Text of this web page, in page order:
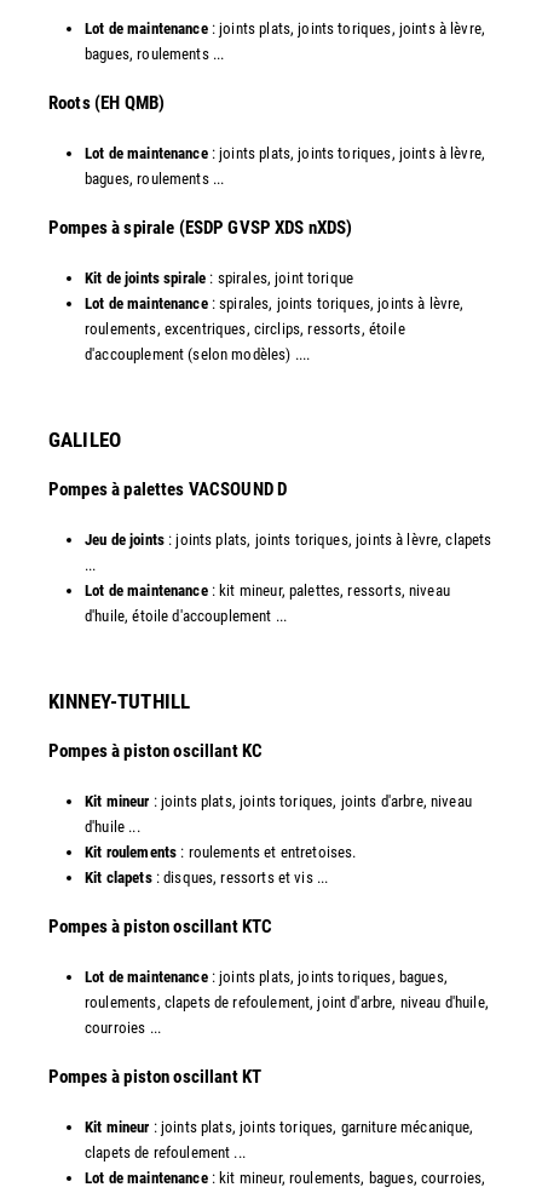
Lot de maintenance: joints plats, joints toriques, joints à lèvre,
bagues, roulements ...
Roots (EH QMB)
Lot de maintenance : joints plats, joints toriques, joints à lèvre,
bagues, roulements ...
​Pompes à spirale (ESDP GVSP XDS nXDS)
Kit de joints spirale : spirales, joint torique
Lot de maintenance: spirales, joints toriques, joints à lèvre,
roulements, excentriques, circlips, ressorts, étoile
d'accouplement (selon modèles) ....​
GALILEO
Pompes à palettes VACSOUND D
Jeu de joints : joints plats, joints toriques, joints à lèvre, clapets
...
Lot de maintenance: kit mineur, palettes, ressorts, niveau
d'huile, étoile d'accouplement ...​​
KINNEY-TUTHILL
Pompes à piston oscillant KC
Kit mineur : joints plats, joints toriques, joints d'arbre, niveau
d'huile ...
Kit roulements : roulements et entretoises.
Kit clapets: disques, ressorts et vis ...
​Pompes à piston oscillant KTC
Lot de maintenance : joints plats, joints toriques, bagues,
roulements, clapets de refoulement, joint d'arbre, niveau d'huile,
courroies ...
​Pompes à piston oscillant KT
Kit mineur : joints plats, joints toriques, garniture mécanique,
clapets de refoulement ...
Lot de maintenance: kit mineur, roulements, bagues, courroies,